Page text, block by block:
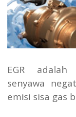
EGR
senyawa
emisi sisa gas